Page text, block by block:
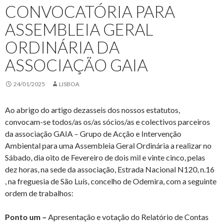
CONVOCATÓRIA PARA
ASSEMBLEIA GERAL
ORDINÁRIA DA
ASSOCIAÇÃO GAIA
24/01/2025 LISBOA
Ao abrigo do artigo dezasseis dos nossos estatutos,
convocam-se todos/as os/as sócios/as e colectivos parceiros
da associação GAIA – Grupo de Acção e Intervenção
Ambiental para uma Assembleia Geral Ordinária a realizar no
Sábado, dia oito de Fevereiro de dois mil e vinte cinco, pelas
dez horas, na sede da associação, Estrada Nacional N120, n.16
, na freguesia de São Luís, concelho de Odemira, com a seguinte
ordem de trabalhos:
Ponto um – Apresentação e votação do Relatório de Contas